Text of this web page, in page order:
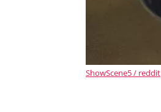
ShowScene5 / reddit